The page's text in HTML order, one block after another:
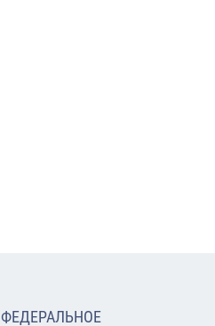
ФЕДЕРАЛЬНОЕ